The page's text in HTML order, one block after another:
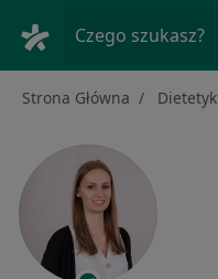
Czego szukasz?
Strona Główna Dietetyk